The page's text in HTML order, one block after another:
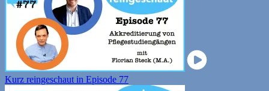
Kurz reingeschaut in Episode 77